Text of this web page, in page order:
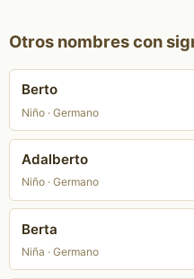
Otros nombres con
Berto
Niño · Germano
Adalberto
Niño · Germano
Berta
Niña · Germano